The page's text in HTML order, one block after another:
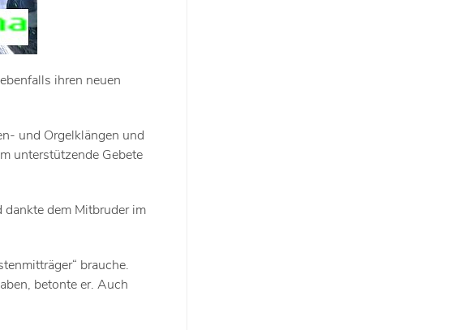
ihren neuen
und Orgelklängen und
unterstützende Gebete
dankte dem Mitbruder im
brauche.
betonte er. Auch